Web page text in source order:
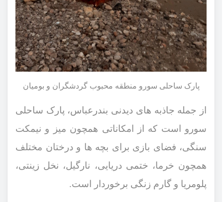
پارک ساحلی سورو منطقه محبوب گردشگران و بومیان
از جمله جاذبه ‌های دیدنی بندرعباس، پارک ساحلی
سورو است که از امکاناتی همچون میز و نیمکت
سنگی، فضای بازی برای بچه ‌ها و درختان مختلف
همچون خرما، ختمی دریایی، نارگیل، نخل زینتی،
پلومریا و گارم زنگی برخوردار است.